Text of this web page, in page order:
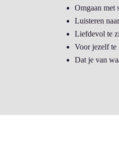
Omgaan met
Luisteren
Liefdevol te
Voor jezelf te
Dat je van